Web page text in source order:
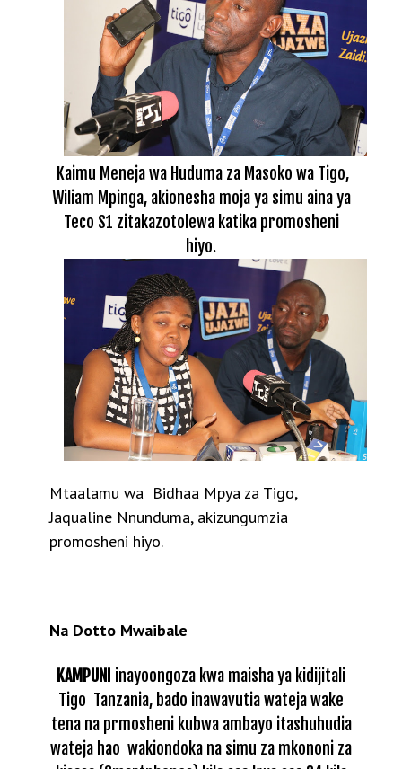
Kaimu Meneja wa Huduma za Masoko wa Tigo,
Wiliam Mpinga, akionesha moja ya simu aina ya
Teco S1 zitakazotolewa katika promosheni
hiyo.
Mtaalamu wa Bidhaa Mpya za Tigo,
Jaqualine Nnunduma, akizungumzia
promosheni hiyo.
Na Dotto Mwaibale
KAMPUNI inayoongoza kwa maisha ya kidijitali
Tigo Tanzania, bado inawavutia wateja wake
tena na prmosheni kubwa ambayo itashuhudia
wateja hao wakiondoka na simu za mkononi za